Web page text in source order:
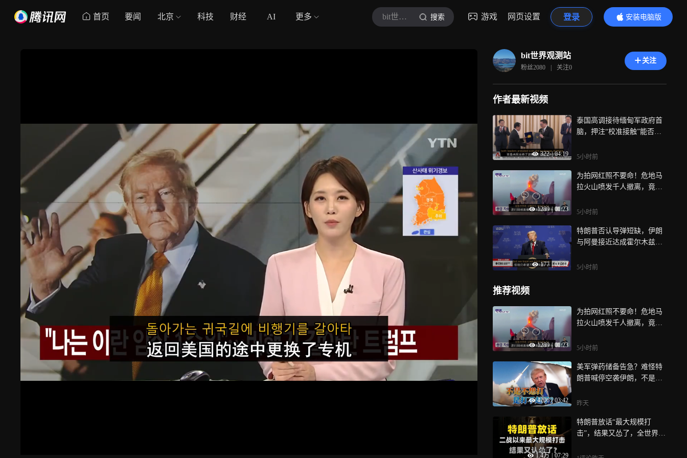
首页 要闻 北京 科技 财经 AI 更多 bit世界观测站 搜索 游戏 网页设置 登录
安装电脑版
内容更精彩
bit世界观测站
粉丝2080 | 关注0
关注
作者最新视频
322 | 04:19
泰国高调接待缅甸军政府首
脑，押注“校准接触”能否打
5小时前
1289 | 01:23
为拍网红照不要命！危地马
拉火山喷发千人撤离，竟有
5小时前
177 | 02:32
特朗普否认导弹短缺，伊朗
与阿曼接近达成霍尔木兹海
5小时前
推荐视频
1289 | 01:23
为拍网红照不要命！危地马
拉火山喷发千人撤离，竟有
5小时前
4206 | 03:42
美军弹药储备告急？难怪特
朗普喊停空袭伊朗，不是不
昨天
1.4万 07:29
特朗普放话“最大规模打
击”，结果又怂了，全世界都